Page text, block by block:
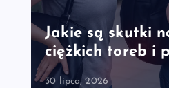
Jakie są skutki
ciężkich toreb i
30 lipca, 2026